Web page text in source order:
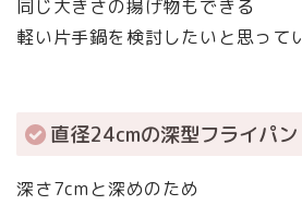
同じ大きさの揚げ物もできる
軽い片手鍋を検討したいと思って
直径24cmの深型フライパン
深さ7cmと深めのため